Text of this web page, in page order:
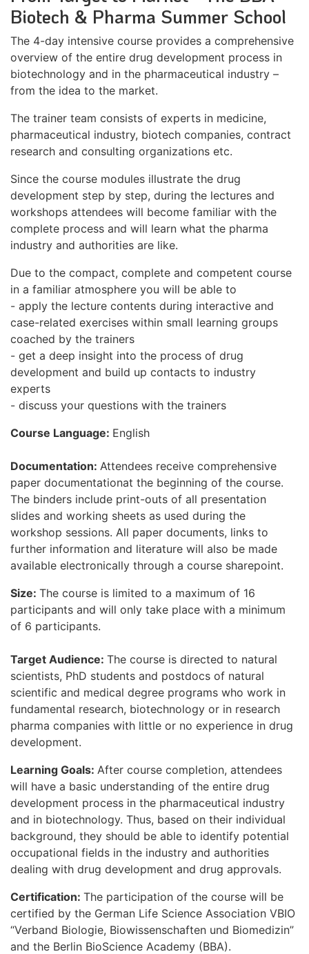
Biotech & Pharma Summer School
The 4-day intensive course provides a comprehensive
overview of the entire drug development process in
biotechnology and in the pharmaceutical industry –
from the idea to the market.
The trainer team consists of experts in medicine,
pharmaceutical industry, biotech companies, contract
research and consulting organizations etc.
Since the course modules illustrate the drug
development step by step, during the lectures and
workshops attendees will become familiar with the
complete process and will learn what the pharma
industry and authorities are like.
Due to the compact, complete and competent course
in a familiar atmosphere you will be able to
- apply the lecture contents during interactive and
case-related exercises within small learning groups
coached by the trainers
- get a deep insight into the process of drug
development and build up contacts to industry
experts
- discuss your questions with the trainers
Course Language: English
Documentation: Attendees receive comprehensive
paper documentationat the beginning of the course.
The binders include print-outs of all presentation
slides and working sheets as used during the
workshop sessions. All paper documents, links to
further information and literature will also be made
available electronically through a course sharepoint.
Size: The course is limited to a maximum of 16
participants and will only take place with a minimum
of 6 participants.
Target Audience: The course is directed to natural
scientists, PhD students and postdocs of natural
scientific and medical degree programs who work in
fundamental research, biotechnology or in research
pharma companies with little or no experience in drug
development.
Learning Goals: After course completion, attendees
will have a basic understanding of the entire drug
development process in the pharmaceutical industry
and in biotechnology. Thus, based on their individual
background, they should be able to identify potential
occupational fields in the industry and authorities
dealing with drug development and drug approvals.
Certification: The participation of the course will be
certified by the German Life Science Association VBIO
“Verband Biologie, Biowissenschaften und Biomedizin”
and the Berlin BioScience Academy (BBA).